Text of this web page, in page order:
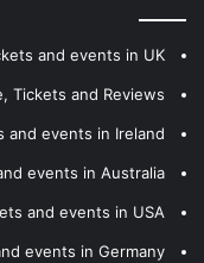
and events in UK
Tickets and Reviews
and events in Ireland
events in Australia
and events in USA
events in Germany